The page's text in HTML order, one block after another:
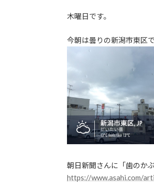
時
木曜日です。
今朝は曇りの新潟市東区で
朝日新聞さんに「歯のか
https://www.asahi.com/